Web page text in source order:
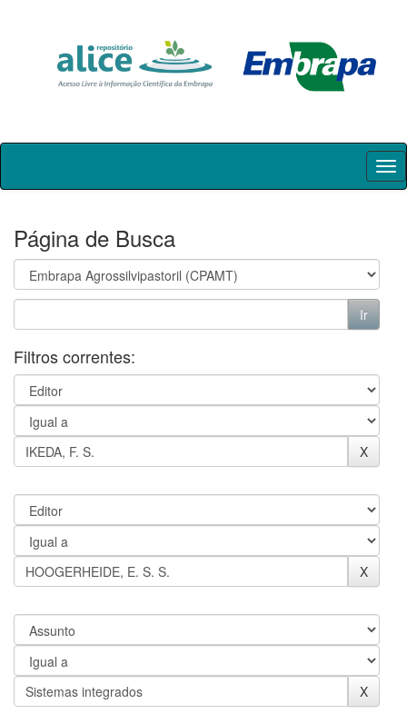
Skip
Página de Busca
Filtros correntes: